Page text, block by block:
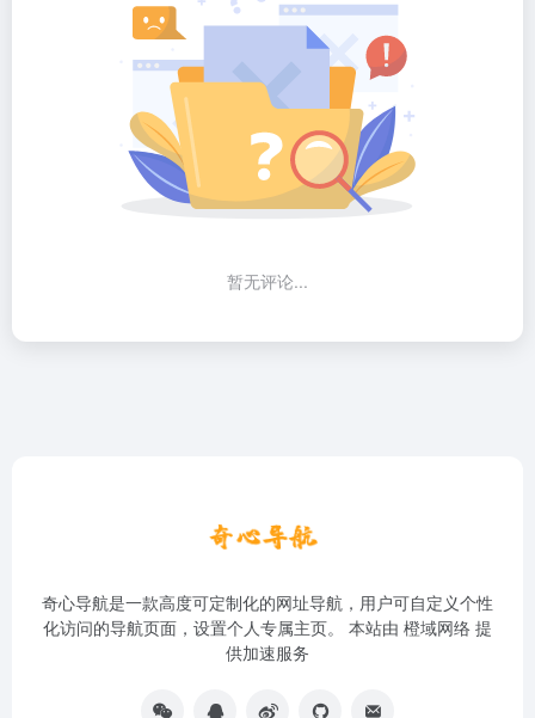
暂无评论...
奇心导航是一款高度可定制化的网址导航，用户可自定义个性
化访问的导航页面，设置个人专属主页。 本站由 橙域网络 提
供加速服务